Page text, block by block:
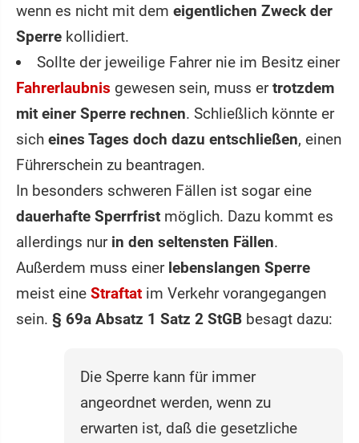
wenn es nicht mit dem eigentlichen Zweck der
Sperre kollidiert.
Sollte der jeweilige Fahrer nie im Besitz einer
Fahrerlaubnis gewesen sein, muss ertrotzdem
mit einer Sperre rechnen. Schließlich könnte er
sich eines Tages doch dazu entschließen, einen
Führerschein zu beantragen.
In besonders schweren Fällen ist sogar eine
dauerhafte Sperrfrist möglich. Dazu kommt es
allerdings nur in den seltensten Fällen.
Außerdem muss einer lebenslangen Sperre
meist eine Straftat im Verkehr vorangegangen
sein. § 69a Absatz 1 Satz 2 StGB besagt dazu:
Die Sperre kann für immer
angeordnet werden, wenn zu
erwarten ist, daß die gesetzliche